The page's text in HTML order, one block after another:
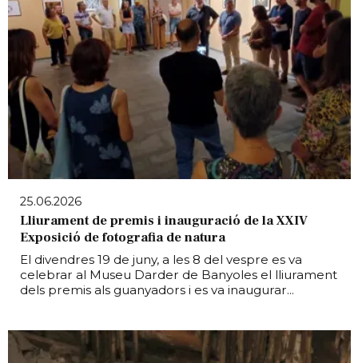
25.06.2026
Lliurament de premis i inauguració de la XXIV
Exposició de fotografia de natura
El divendres 19 de juny, a les 8 del vespre es va
celebrar al Museu Darder de Banyoles el lliurament
dels premis als guanyadors i es va inaugurar...